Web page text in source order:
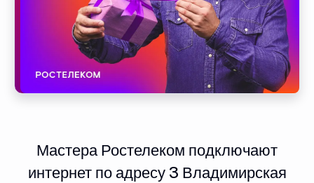
Мастера Ростелеком подключают
интернет по адресу 3 Владимирская